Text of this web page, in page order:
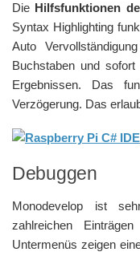
Die Hilfsfunktionen
Syntax Highlighting
Auto
Buchstaben und
Ergebnissen. Das
Verzögerung. Das
Debuggen
Monodevelop ist
zahlreichen
Untermenüs zeigen